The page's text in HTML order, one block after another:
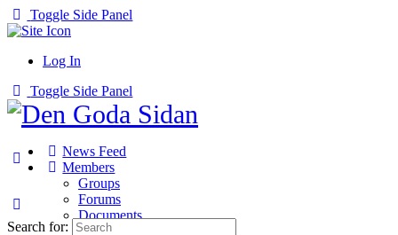
Toggle Side Panel
Log In
Toggle Side Panel
News Feed
Members
Groups
Forums
Documents
Search for: